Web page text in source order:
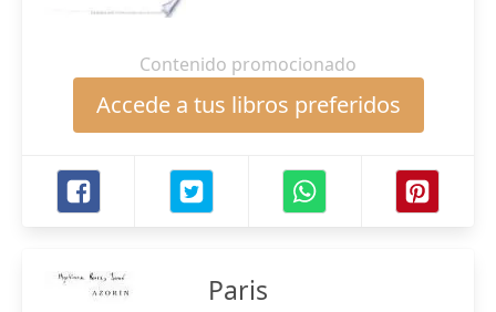
Contenido promocionado
Accede a tus libros preferidos
Paris